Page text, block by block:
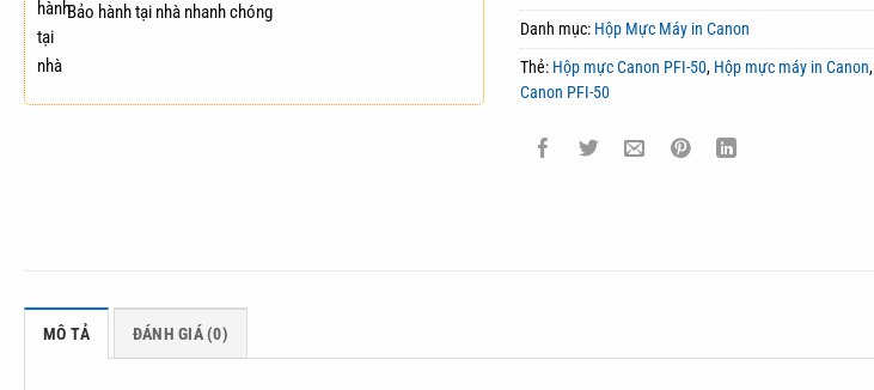
Bảo hành tại nhà nhanh chóng
Danh mục: Hộp Mực Máy in Canon
Thẻ: Hộp mực Canon PFI-50, Hộp mực máy in Canon,
Canon PFI-50
MÔ TẢ ĐÁNH GIÁ (0)